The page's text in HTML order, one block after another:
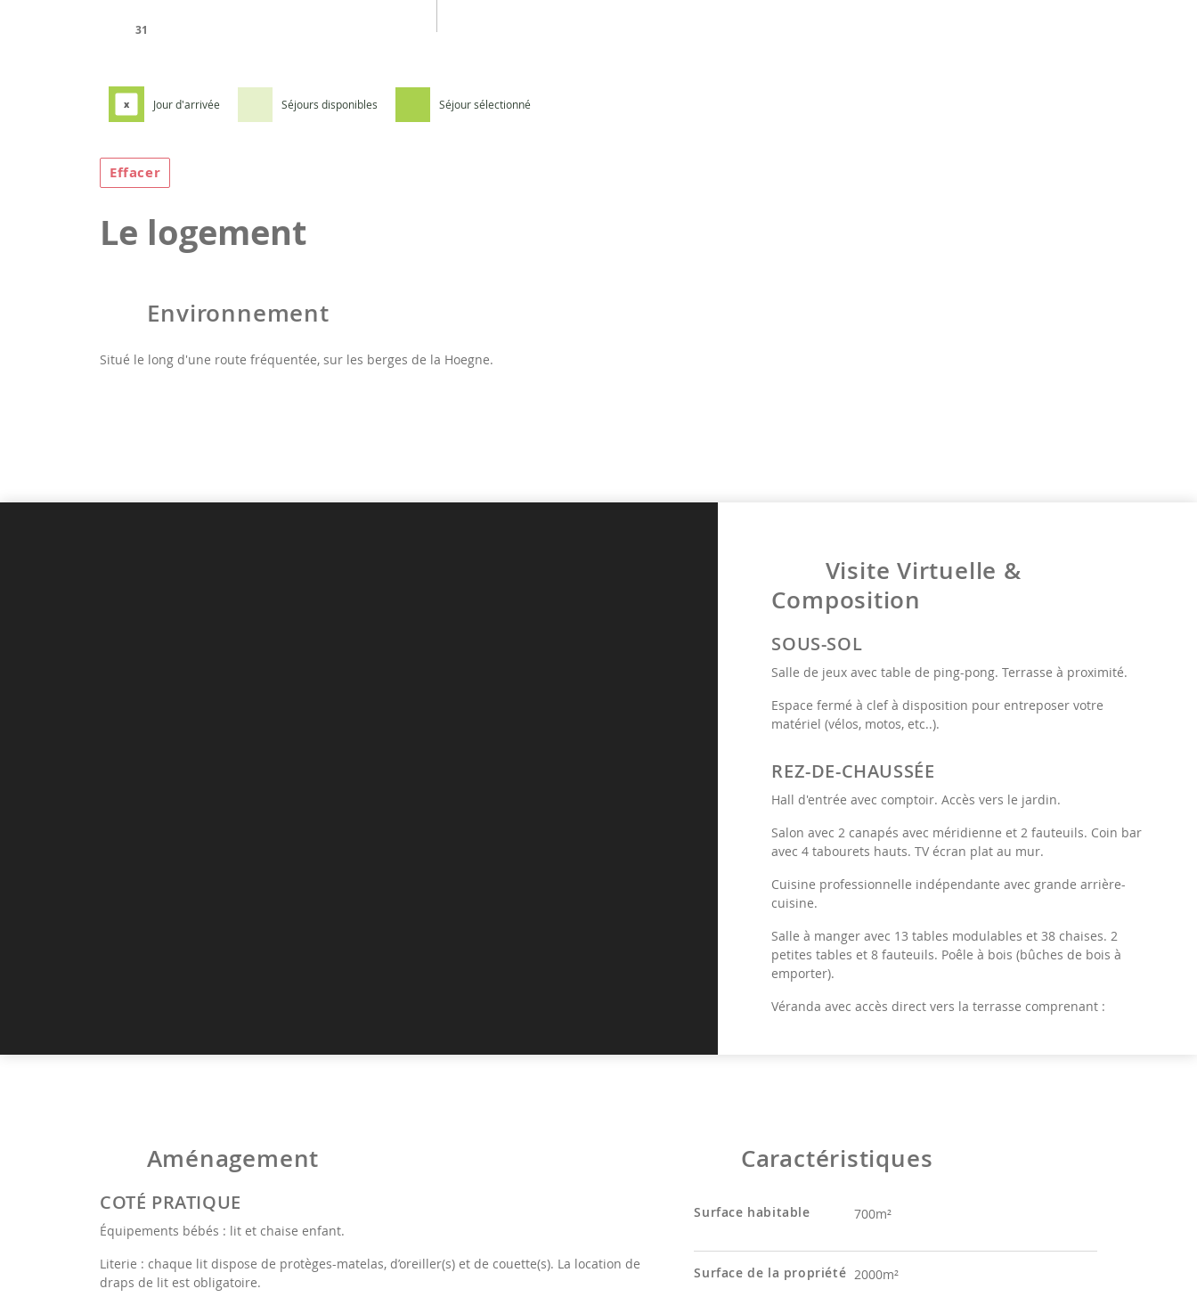
31
x Jour d'arrivée Séjours disponibles Séjour sélectionné
Effacer
Le logement
Environnement
Situé le long d'une route fréquentée, sur les berges de la Hoegne.
Visite Virtuelle &
Composition
SOUS-SOL
Salle de jeux avec table de ping-pong. Terrasse à proximité.
Espace fermé à clef à disposition pour entreposer votre
matériel (vélos, motos, etc..).
REZ-DE-CHAUSSÉE
Hall d'entrée avec comptoir. Accès vers le jardin.
Salon avec 2 canapés avec méridienne et 2 fauteuils. Coin bar
avec 4 tabourets hauts. TV écran plat au mur.
Cuisine professionnelle indépendante avec grande arrière-
cuisine.
Salle à manger avec 13 tables modulables et 38 chaises. 2
petites tables et 8 fauteuils. Poêle à bois (bûches de bois à
emporter).
Véranda avec accès direct vers la terrasse comprenant :
Toilettes hommes indépendantes avec toilette, 2 urinoirs et
Aménagement
COTÉ PRATIQUE
Équipements bébés : lit et chaise enfant.
Literie : chaque lit dispose de protèges-matelas, d’oreiller(s) et de couette(s). La location de
draps de lit est obligatoire.
Caractéristiques
Surface habitable 700m²
Surface de la propriété 2000m²